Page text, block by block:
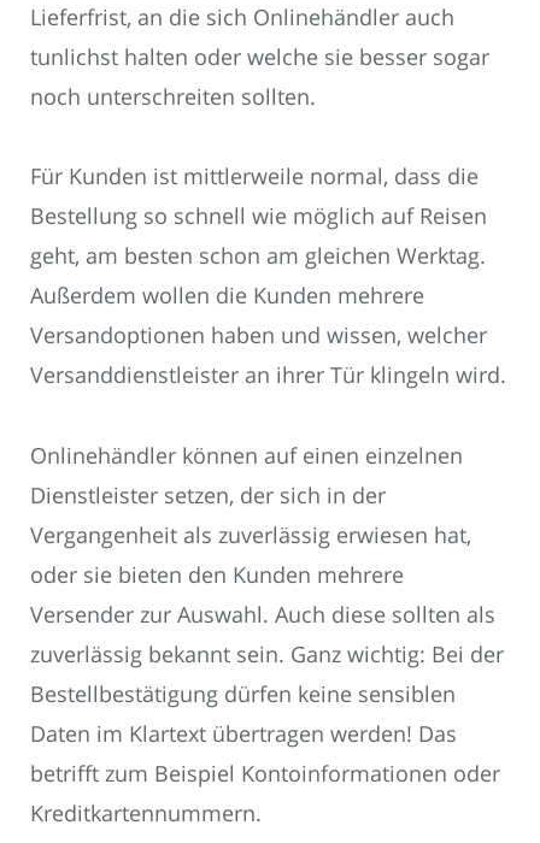
Lieferfrist, an die sich Onlinehändler auch
tunlichst halten oder welche sie besser sogar
noch unterschreiten sollten.
Für Kunden ist mittlerweile normal, dass die
Bestellung so schnell wie möglich auf Reisen
geht, am besten schon am gleichen Werktag.
Außerdem wollen die Kunden mehrere
Versandoptionen haben und wissen, welcher
Versanddienstleister an ihrer Tür klingeln wird.
Onlinehändler können auf einen einzelnen
Dienstleister setzen, der sich in der
Vergangenheit als zuverlässig erwiesen hat,
oder sie bieten den Kunden mehrere
Versender zur Auswahl. Auch diese sollten als
zuverlässig bekannt sein. Ganz wichtig: Bei der
Bestellbestätigung dürfen keine sensiblen
Daten im Klartext übertragen werden! Das
betrifft zum Beispiel Kontoinformationen oder
Kreditkartennummern.